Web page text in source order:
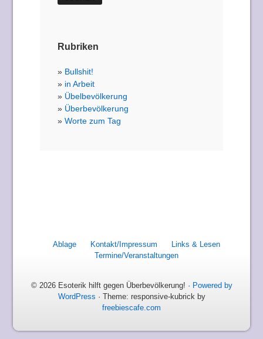
Rubriken
Bullshit!
in Arbeit
Übelbevölkerung
Überbevölkerung
Worte zum Tag
Ablage Kontakt/Impressum
Links & Lesen
Termine/Veranstaltungen
© 2026 Esoterik hilft gegen Überbevölkerung! · Powered by
WordPress · Theme: responsive-kubrick by
freebiescafe.com